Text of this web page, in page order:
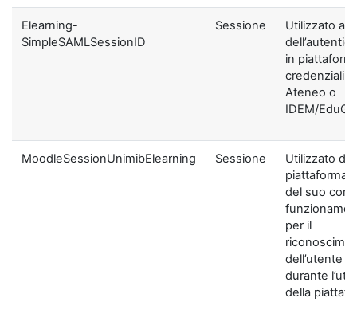
Elearning-
SimpleSAMLSessionID
Sessione
Utilizzato ai
in
credenziali di
Ateneo o
IDEM/
MoodleSessionUnimibElearning Sessione
Utilizzato
piattaforma
del suo
per il
dell’utente
durante
della